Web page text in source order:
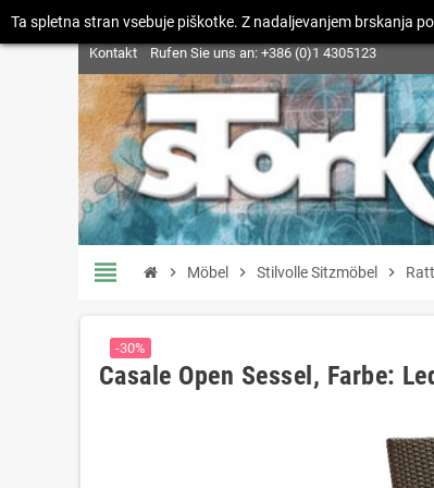
Kontakt Rufen Sie uns an: +386 (0)1 4305123
view_headline chevron_right Möbel chevron_right Stilvolle Sitzmöbel chevron_right
Casale Open Sessel, Farbe:
-30%
Ta spletna stran vsebuje piškotke. Z nadaljevanjem brskanja